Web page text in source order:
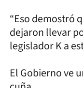
“Eso demostró
dejaron llevar
legislador K a
El Gobierno ve